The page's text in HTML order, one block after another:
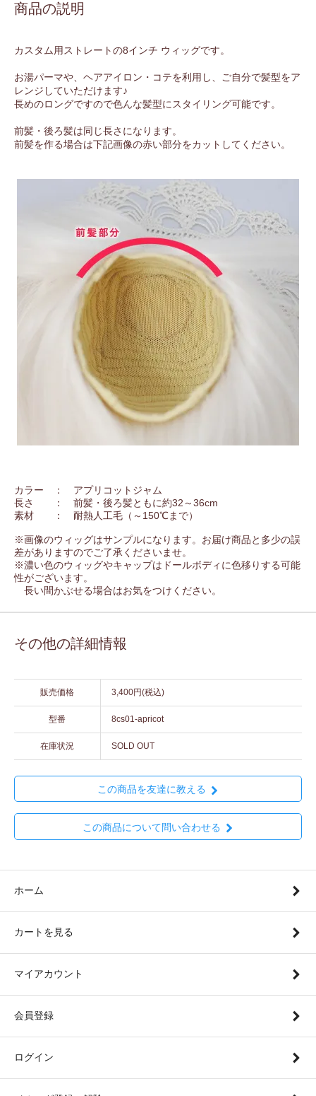
商品の説明
カスタム用ストレートの8インチ ウィッグです。
お湯パーマや、ヘアアイロン・コテを利用し、ご自分で髪型をア
レンジしていただけます♪
長めのロングですので色んな髪型にスタイリング可能です。
前髪・後ろ髪は同じ長さになります。
前髪を作る場合は下記画像の赤い部分をカットしてください。
カラー ： アプリコットジャム
長さ ： 前髪・後ろ髪ともに約32～36cm
素材 ： 耐熱人工毛（～150℃まで）
※画像のウィッグはサンプルになります。お届け商品と多少の誤
差がありますのでご了承くださいませ。
※濃い色のウィッグやキャップはドールボディに色移りする可能
性がございます。
長い間かぶせる場合はお気をつけください。
その他の詳細情報
販売価格 3,400円(税込)
型番 8cs01-apricot
在庫状況 SOLD OUT
この商品を友達に教える
この商品について問い合わせる
ホーム
カートを見る
マイアカウント
会員登録
ログイン